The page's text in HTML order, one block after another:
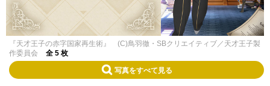
『天才王子の赤字国家再生術』 (C)鳥羽徹・SBクリエイティブ／天才王子製
作委員会
全 5 枚
写真をすべて見る